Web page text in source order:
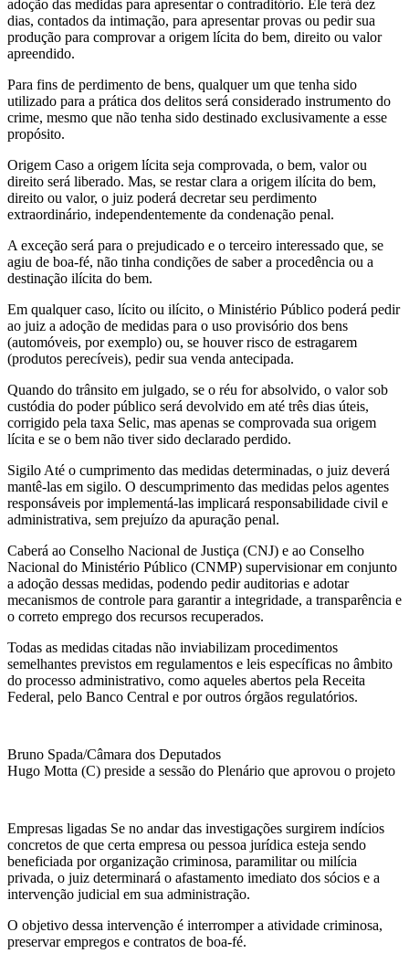
adoção das medidas para apresentar o contraditório. Ele terá dez
dias, contados da intimação, para apresentar provas ou pedir sua
produção para comprovar a origem lícita do bem, direito ou valor
apreendido.
Para fins de perdimento de bens, qualquer um que tenha sido
utilizado para a prática dos delitos será considerado instrumento do
crime, mesmo que não tenha sido destinado exclusivamente a esse
propósito.
Origem Caso a origem lícita seja comprovada, o bem, valor ou
direito será liberado. Mas, se restar clara a origem ilícita do bem,
direito ou valor, o juiz poderá decretar seu perdimento
extraordinário, independentemente da condenação penal.
A exceção será para o prejudicado e o terceiro interessado que, se
agiu de boa-fé, não tinha condições de saber a procedência ou a
destinação ilícita do bem.
Em qualquer caso, lícito ou ilícito, o Ministério Público poderá pedir
ao juiz a adoção de medidas para o uso provisório dos bens
(automóveis, por exemplo) ou, se houver risco de estragarem
(produtos perecíveis), pedir sua venda antecipada.
Quando do trânsito em julgado, se o réu for absolvido, o valor sob
custódia do poder público será devolvido em até três dias úteis,
corrigido pela taxa Selic, mas apenas se comprovada sua origem
lícita e se o bem não tiver sido declarado perdido.
Sigilo Até o cumprimento das medidas determinadas, o juiz deverá
mantê-las em sigilo. O descumprimento das medidas pelos agentes
responsáveis por implementá-las implicará responsabilidade civil e
administrativa, sem prejuízo da apuração penal.
Caberá ao Conselho Nacional de Justiça (CNJ) e ao Conselho
Nacional do Ministério Público (CNMP) supervisionar em conjunto
a adoção dessas medidas, podendo pedir auditorias e adotar
mecanismos de controle para garantir a integridade, a transparência e
o correto emprego dos recursos recuperados.
Todas as medidas citadas não inviabilizam procedimentos
semelhantes previstos em regulamentos e leis específicas no âmbito
do processo administrativo, como aqueles abertos pela Receita
Federal, pelo Banco Central e por outros órgãos regulatórios.
Bruno Spada/Câmara dos Deputados
Hugo Motta (C) preside a sessão do Plenário que aprovou o projeto
Empresas ligadas Se no andar das investigações surgirem indícios
concretos de que certa empresa ou pessoa jurídica esteja sendo
beneficiada por organização criminosa, paramilitar ou milícia
privada, o juiz determinará o afastamento imediato dos sócios e a
intervenção judicial em sua administração.
O objetivo dessa intervenção é interromper a atividade criminosa,
preservar empregos e contratos de boa-fé.